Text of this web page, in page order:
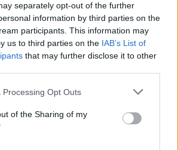
separately opt-out of the further
information by third parties on the
participants. This information may
us to third parties on the IAB’s List of
that may further disclose it to other
Processing Opt Outs
of the Sharing of my